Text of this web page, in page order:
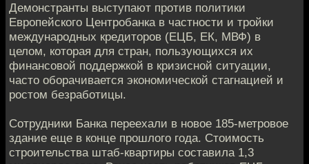
Демонстранты выступают против политики
Европейского Центробанка в частности и тройки
международных кредиторов (ЕЦБ, ЕК, МВФ) в
целом, которая для стран, пользующихся их
финансовой поддержкой в кризисной ситуации,
часто оборачивается экономической стагнацией и
ростом безработицы.
Сотрудники Банка переехали в новое 185-метровое
здание еще в конце прошлого года. Стоимость
строительства штаб-квартиры составила 1,3